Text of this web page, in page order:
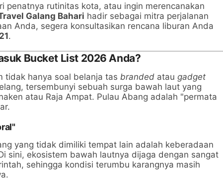
penatnya rutinitas kota, atau ingin merencanakan
Galang Bahari hadir sebagai mitra perjalanan
Anda, segera konsultasikan rencana liburan Anda
.
Bucket List 2026 Anda?
tidak hanya soal belanja tas branded atau gadget
tersembunyi sebuah surga bawah laut yang
atau Raja Ampat. Pulau Abang adalah "permata
yang tidak dimiliki tempat lain adalah keberadaan
sini, ekosistem bawah lautnya dijaga dengan sangat
sehingga kondisi terumbu karangnya masih